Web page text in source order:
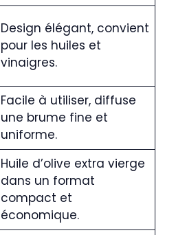
Design élégant, convient
pour les huiles et
vinaigres.
Facile à utiliser, diffuse
une brume fine et
uniforme.
Huile d’olive extra vierge
dans un format
compact et
économique.